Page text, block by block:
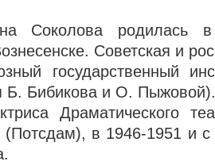
Соколова родилась в
Советская и
государственный
Б. Бибикова и О. Пыжовой).
Драматического
(Потсдам), в 1946-1951 и с